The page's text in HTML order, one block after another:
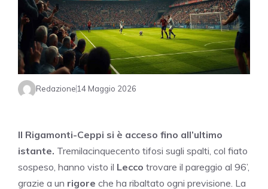
Redazione14 Maggio 2026
Il Rigamonti-Ceppi si è acceso fino all’ultimo
istante. Tremilacinquecento tifosi sugli spalti, col fiato
sospeso, hanno visto il Lecco trovare il pareggio al 96’,
grazie a un rigore che ha ribaltato ogni previsione. La